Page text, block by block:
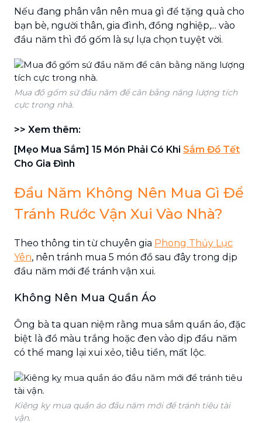
Nếu đang phân vân nên mua gì để tặng quà cho
bạn bè, người thân, gia đình, đồng nghiệp,... vào
đầu năm thì đồ gốm là sự lựa chọn tuyệt vời.
Mua đồ gốm sứ đầu năm để cân bằng năng lượng tích
cực trong nhà.
>> Xem thêm:
[Mẹo Mua Sắm] 15 Món Phải Có Khi Sắm Đồ Tết
Cho Gia Đình
Đầu Năm Không Nên Mua Gì Để
Tránh Rước Vận Xui Vào Nhà?
Theo thông tin từ chuyên gia Phong Thủy Lục
Yên, nên tránh mua 5 món đồ sau đây trong dịp
đầu năm mới để tránh vận xui.
Không Nên Mua Quần Áo
Ông bà ta quan niệm rằng mua sắm quần áo, đặc
biệt là đồ màu trắng hoặc đen vào dịp đầu năm
có thể mang lại xui xẻo, tiêu tiền, mất lộc.
Kiêng kỵ mua quần áo đầu năm mới để tránh tiêu tài
vận.